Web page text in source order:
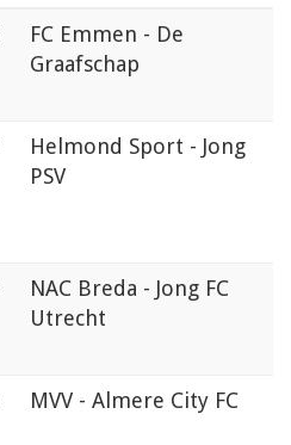
FC Emmen - De
Graafschap
Helmond Sport - Jong
PSV
NAC Breda - Jong FC
Utrecht
MVV - Almere City FC